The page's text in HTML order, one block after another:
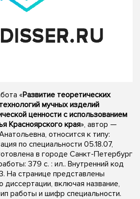
«Развитие теоретических
мучных изделий
ценности с использованием
Красноярского края», автор —
относится к типу:
по специальности 05.18.07,
в городе Санкт-Петербург
379 с. : ил.. Внутренний код
На странице представлены
диссертации, включая название,
работы и шифр специальности.